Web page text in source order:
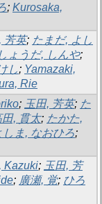
; Kurosaka,
芳英; たまだ, よし
しょうだ, しんや;
し; Yamazaki,
Rie
; 玉田, 芳英; た
田, 貫太; たかた,
しま, なおひろ;
Kazuki; 玉田, 芳
; 廣瀬, 覚; ひろ